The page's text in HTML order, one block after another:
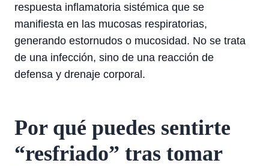
respuesta inflamatoria sistémica que se
manifiesta en las mucosas respiratorias,
generando estornudos o mucosidad. No se trata
de una infección, sino de una reacción de
defensa y drenaje corporal.
Por qué puedes sentirte
“resfriado” tras tomar